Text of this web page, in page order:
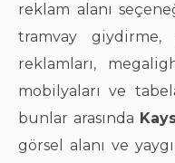
reklam alanı
tramvay
reklamları,
mobilyaları ve
bunlar arasında
görsel alanı ve